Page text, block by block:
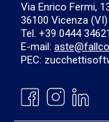
Via Enrico Fermi,
36100 Vicenza (VI)
Tel. +39 0444
E-mail:
PEC: